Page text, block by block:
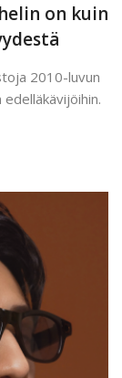
on kuin
2010-luvun